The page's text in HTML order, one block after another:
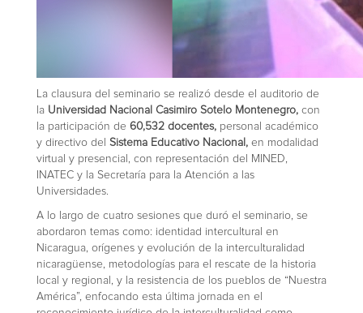
La clausura del seminario se realizó desde el auditorio de
la Universidad Nacional Casimiro Sotelo Montenegro, con
la participación de 60,532 docentes, personal académico
y directivo del Sistema Educativo Nacional, en modalidad
virtual y presencial, con representación del MINED,
INATEC y la Secretaría para la Atención a las
Universidades.
A lo largo de cuatro sesiones que duró el seminario, se
abordaron temas como: identidad intercultural en
Nicaragua, orígenes y evolución de la interculturalidad
nicaragüense, metodologías para el rescate de la historia
local y regional, y la resistencia de los pueblos de “Nuestra
América”, enfocando esta última jornada en el